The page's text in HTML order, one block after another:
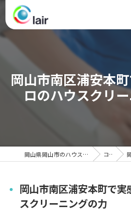
岡山市南区浦安本
ロのハウスクリ
岡山県岡山市のハウスクリーニングならクレール コラム 岡
岡山市南区浦安本町で実
スクリーニングの力